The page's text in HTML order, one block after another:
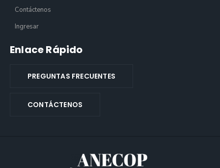
Contáctenos
Ingresar
Enlace Rápido
PREGUNTAS FRECUENTES
CONTÁCTENOS